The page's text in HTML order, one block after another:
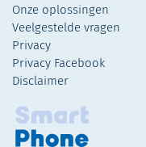
Onze oplossingen
Veelgestelde vragen
Privacy
Privacy Facebook
Disclaimer